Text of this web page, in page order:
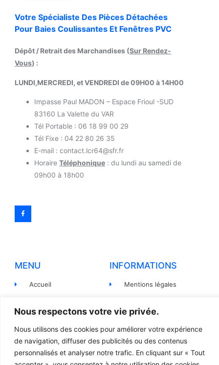
Nous respectons votre vie privée.
Nous utilisons des cookies pour améliorer votre expérience
de navigation, diffuser des publicités ou des contenus
personnalisés et analyser notre trafic. En cliquant sur « Tout
Votre Spécialiste Des Pièces Détachées
Pour Baies Coulissantes Et Fenêtres PVC
Dépôt / Retrait des Marchandises (Sur Rendez-
Vous) :
LUNDI,MERCREDI, et VENDREDI de 09H00 à 14H00
Impasse Paul MADON – Espace Frioul -SUD
83160 La Valette du VAR
Tél Portable : 06 18 99 00 29
Tél Fixe : 04 22 80 26 35
E-mail : contact.lcr64@sfr.fr
Horaire Téléphonique : du lundi au samedi de
09h00 à 18h00
MENU
Accueil
Pièces détachées
Devis
Contact
INFORMATIONS
Mentions légales
confidentialité
Conditions générales de
Règlement et Expédition